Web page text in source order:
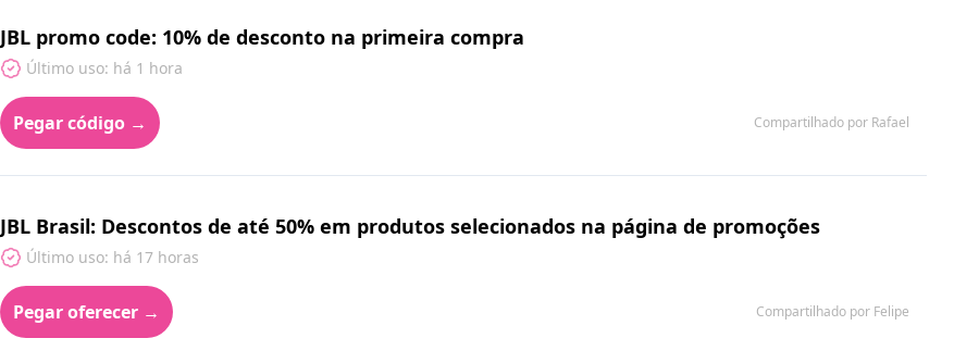
JBL promo code: 10% de desconto na primeira compra
Último uso: há 1 hora
Pegar código → Compartilhado por Rafael
JBL Brasil: Descontos de até 50% em produtos selecionados na página de promoções
Último uso: há 17 horas
Pegar oferecer → Compartilhado por Felipe